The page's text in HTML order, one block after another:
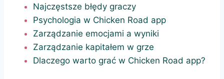
Najczęstsze błędy graczy
Psychologia w Chicken Road app
Zarządzanie emocjami a wyniki
Zarządzanie kapitałem w grze
Dlaczego warto grać w Chicken Road app?